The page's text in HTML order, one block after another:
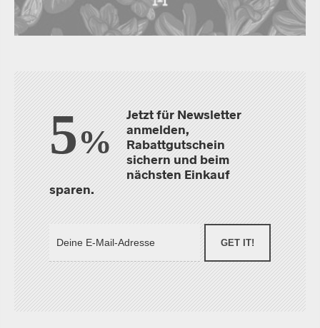
5%
Jetzt für Newsletter
anmelden,
Rabattgutschein
sichern und beim
nächsten Einkauf
sparen.
GET IT!